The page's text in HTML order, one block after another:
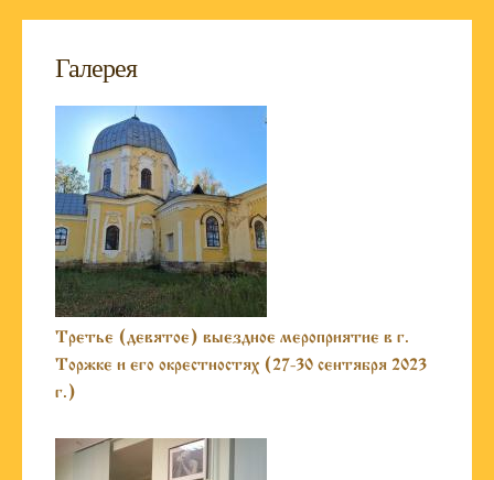
Галерея
Третье (девятое) выездное мероприятие в г.
Торжке и его окрестностях (27-30 сентября 2023
г.)